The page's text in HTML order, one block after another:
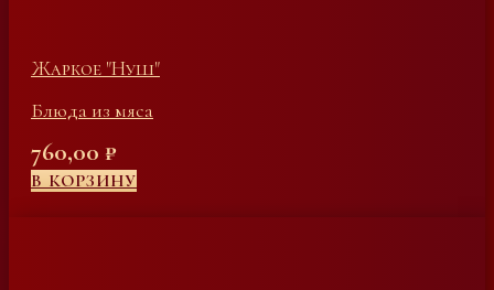
Жаркое "Нуш"
Блюда из мяса
760,00 ₽
В КОРЗИНУ